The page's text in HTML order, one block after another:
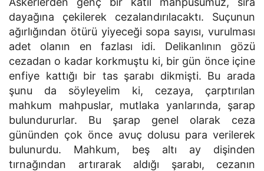
dayağına çekilerek cezalandırılacaktı. Suçunun
ağırlığından ötürü yiyeceği sopa sayısı, vurulması
adet olanın en fazlası idi. Delikanlının gözü
cezadan o kadar korkmuştu ki, bir gün önce içine
enfiye kattığı bir tas şarabı dikmişti. Bu arada
şunu da söyleyelim ki, cezaya, çarptırılan
mahkum mahpuslar, mutlaka yanlarında, şarap
bulundururlar. Bu şarap genel olarak ceza
gününden çok önce avuç dolusu para verilerek
bulunurdu. Mahkum, beş altı ay dişinden
tırnağından artırarak aldığı şarabı, cezanın